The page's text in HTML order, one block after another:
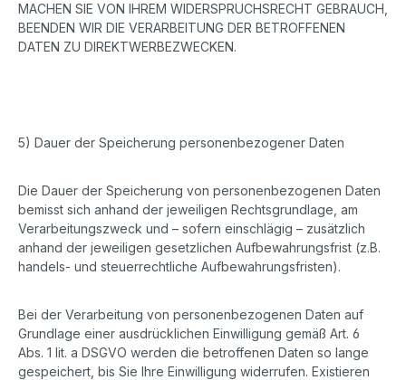
MACHEN SIE VON IHREM WIDERSPRUCHSRECHT GEBRAUCH,
BEENDEN WIR DIE VERARBEITUNG DER BETROFFENEN
DATEN ZU DIREKTWERBEZWECKEN.
5) Dauer der Speicherung personenbezogener Daten
Die Dauer der Speicherung von personenbezogenen Daten
bemisst sich anhand der jeweiligen Rechtsgrundlage, am
Verarbeitungszweck und – sofern einschlägig – zusätzlich
anhand der jeweiligen gesetzlichen Aufbewahrungsfrist (z.B.
handels- und steuerrechtliche Aufbewahrungsfristen).
Bei der Verarbeitung von personenbezogenen Daten auf
Grundlage einer ausdrücklichen Einwilligung gemäß Art. 6
Abs. 1 lit. a DSGVO werden die betroffenen Daten so lange
gespeichert, bis Sie Ihre Einwilligung widerrufen. Existieren